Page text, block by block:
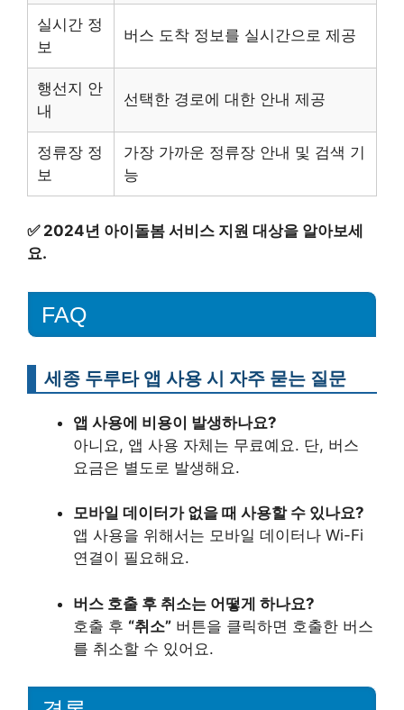
실시간 정
보
버스 도착 정보를 실시간으로 제공
행선지 안
내
선택한 경로에 대한 안내 제공
정류장 정
보
가장 가까운 정류장 안내 및 검색 기
능
✅ 2024년 아이돌봄 서비스 지원 대상을 알아보세
요.
FAQ
세종 두루타 앱 사용 시 자주 묻는 질문
앱 사용에 비용이 발생하나요?
아니요, 앱 사용 자체는 무료예요. 단, 버스
요금은 별도로 발생해요.
모바일 데이터가 없을 때 사용할 수 있나요?
앱 사용을 위해서는 모바일 데이터나 Wi-Fi
연결이 필요해요.
버스 호출 후 취소는 어떻게 하나요?
호출 후 “취소” 버튼을 클릭하면 호출한 버스
를 취소할 수 있어요.